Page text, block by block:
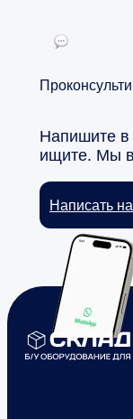
Напишите в
ищите. Мы
Написать